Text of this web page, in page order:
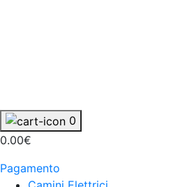
0
0.00€
Pagamento